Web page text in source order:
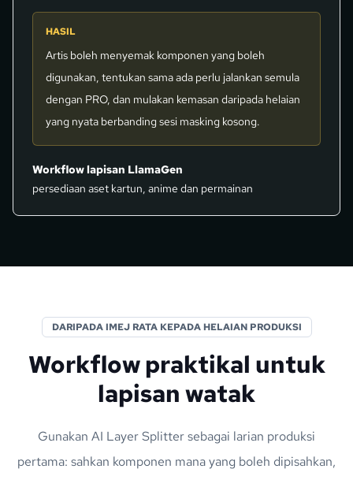
HASIL
Artis boleh menyemak komponen yang boleh
digunakan, tentukan sama ada perlu jalankan semula
dengan PRO, dan mulakan kemasan daripada helaian
yang nyata berbanding sesi masking kosong.
Workflow lapisan LlamaGen
persediaan aset kartun, anime dan permainan
DARIPADA IMEJ RATA KEPADA HELAIAN PRODUKSI
Workflow praktikal untuk
lapisan watak
Gunakan AI Layer Splitter sebagai larian produksi
pertama: sahkan komponen mana yang boleh dipisahkan,